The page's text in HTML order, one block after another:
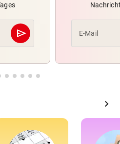
send
Abschicken E-Mail
chevron_right